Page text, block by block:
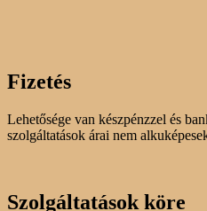
Fizetés
Lehetősége van készpénzzel és
szolgáltatások árai nem
Szolgáltatások köre